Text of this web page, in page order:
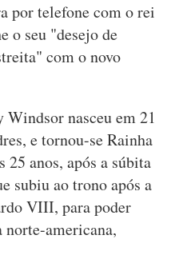
por telefone com o rei
o seu "desejo de
com o novo
nasceu em 21
e tornou-se Rainha
25 anos, após a súbita
subiu ao trono após a
VIII, para poder
norte-americana,